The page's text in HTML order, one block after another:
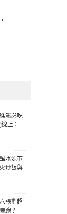
溪必吃
上：
水源市
炒飯與
張犁超
跑？